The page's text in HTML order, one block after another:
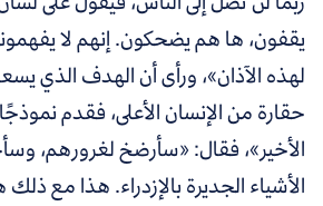
يقفون، ها هم يضحكون. إنهم لا
لهذه الآذان»، ورأى أن الهدف الذي
حقارة من الإنسان الأعلى، فقدم
الأخير»، فقال: «سأرضخ لغرورهم،
الأشياء الجديرة بالإزدراء. هذا مع ذلك